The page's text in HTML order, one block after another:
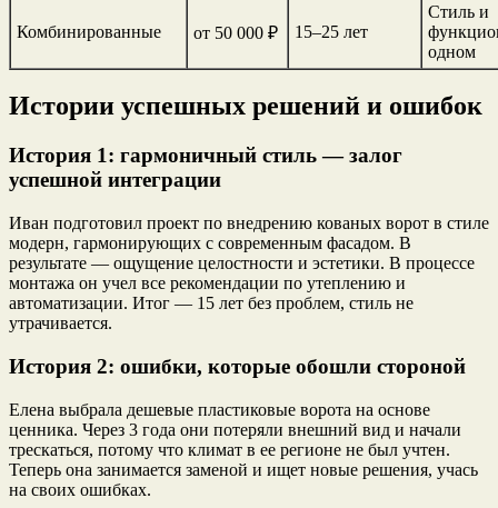
Комбинированные от 50 000 ₽ 15–25 лет
Стиль и
одном
Истории успешных решений и ошибок
История 1: гармоничный стиль — залог
успешной интеграции
Иван подготовил проект по внедрению кованых ворот в стиле
модерн, гармонирующих с современным фасадом. В
результате — ощущение целостности и эстетики. В процессе
монтажа он учел все рекомендации по утеплению и
автоматизации. Итог — 15 лет без проблем, стиль не
утрачивается.
История 2: ошибки, которые обошли стороной
Елена выбрала дешевые пластиковые ворота на основе
ценника. Через 3 года они потеряли внешний вид и начали
трескаться, потому что климат в ее регионе не был учтен.
Теперь она занимается заменой и ищет новые решения, учась
на своих ошибках.